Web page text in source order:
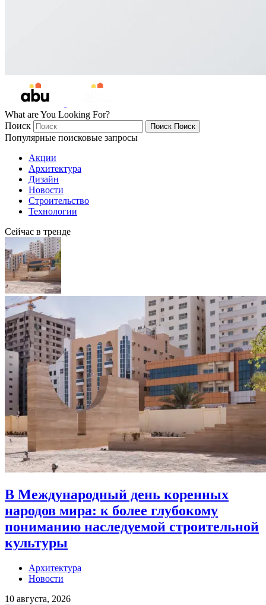
What are You Looking For?
Поиск
Поиск Поиск
Популярные поисковые запросы
Акции
Архитектура
Дизайн
Новости
Строительство
Технологии
Сейчас в тренде
В Международный день коренных
народов мира: к более глубокому
пониманию наследуемой строительной
культуры
Архитектура
Новости
10 августа, 2026